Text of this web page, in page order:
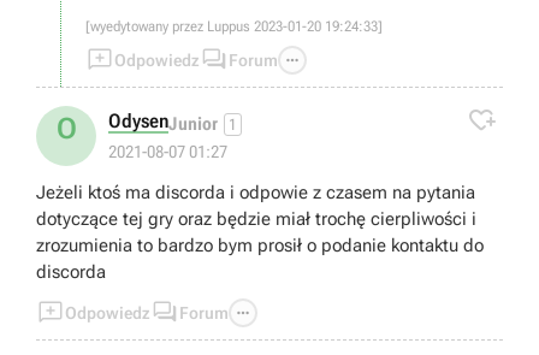
[wyedytowany przez Luppus 2023-01-20 19:24:33]
Odpowiedz  Forum 
O OdysenJunior 1
2021-08-07 01:27

Jeżeli ktoś ma discorda i odpowie z czasem na pytania
dotyczące tej gry oraz będzie miał trochę cierpliwości i
zrozumienia to bardzo bym prosił o podanie kontaktu do
discorda
Odpowiedz  Forum 